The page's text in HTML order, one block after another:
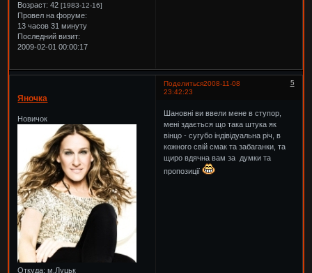
Возраст: 42[1983-12-16]
Провел на форуме:
13 часов 31 минуту
Последний визит:
2009-02-01 00:00:17
Поделиться 5
2008-11-08
23:42:23
Яночка
Новичок
Откуда: м.Луцьк
Шановні ви ввели мене в ступор,
мені здається що така штука як
вінцо - сугубо індівідуальна річ, в
кожного свій смак та забаганки, та
щиро вдячна вам за думки та
пропозиції